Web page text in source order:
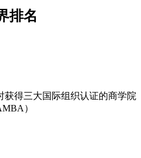
排名
获得三大国际组织认证的商学院
）